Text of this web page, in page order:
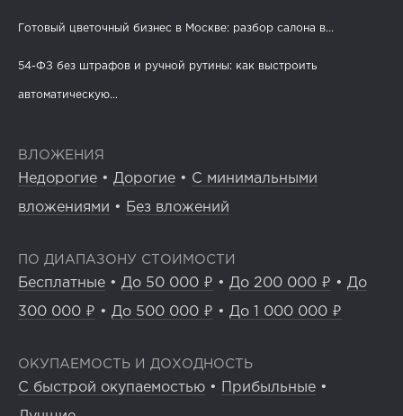
Готовый цветочный бизнес в Москве: разбор салона в...
54-ФЗ без штрафов и ручной рутины: как выстроить
автоматическую...
ВЛОЖЕНИЯ
Недорогие • Дорогие • С минимальными
вложениями • Без вложений
ПО ДИАПАЗОНУ СТОИМОСТИ
Бесплатные • До 50 000 ₽ • До 200 000 ₽ • До
300 000 ₽ • До 500 000 ₽ • До 1 000 000 ₽
ОКУПАЕМОСТЬ И ДОХОДНОСТЬ
С быстрой окупаемостью • Прибыльные •